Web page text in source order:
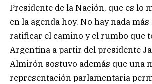
Presidente de la Nación, que es lo
en la agenda hoy. No hay nada
ratificar el camino y el rumbo que
Argentina a partir del presidente
Almirón sostuvo además que una
representación parlamentaria